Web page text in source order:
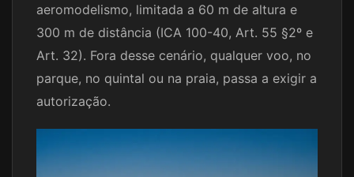
aeromodelismo, limitada a 60 m de altura e
300 m de distância (ICA 100-40, Art. 55 §2º e
Art. 32). Fora desse cenário, qualquer voo, no
parque, no quintal ou na praia, passa a exigir a
autorização.